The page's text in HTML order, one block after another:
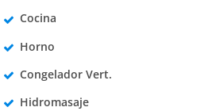
Cocina
Horno
Congelador Vert.
Hidromasaje